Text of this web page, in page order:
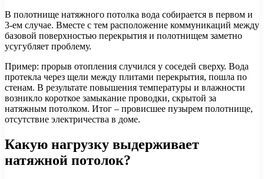
В полотнище натяжного потолка вода собирается в первом и
3-ем случае. Вместе с тем расположение коммуникаций между
базовой поверхностью перекрытия и полотнищем заметно
усугубляет проблему.
Пример: прорыв отопления случился у соседей сверху. Вода
протекла через щели между плитами перекрытия, пошла по
стенам. В результате повышения температуры и влажности
возникло короткое замыкание проводки, скрытой за
натяжным потолком. Итог – провисшее пузырем полотнище,
отсутствие электричества в доме.
Какую нагрузку выдерживает
натяжной потолок?